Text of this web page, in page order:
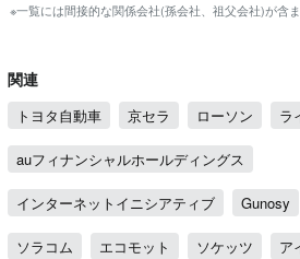
※一覧には間接的な関係会社(孫会社、祖父会社)が含
関連
トヨタ自動車 京セラ ローソン ラ
auフィナンシャルホールディングス
インターネットイニシアティブ Gunosy
ソラコム エコモット ソケッツ ア